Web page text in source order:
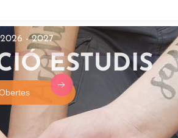
- 2027
ESTUDIS